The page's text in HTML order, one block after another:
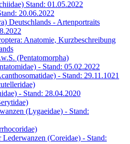
Stand: 01.05.2022
20.06.2022
Deutschlands - Artenportraits
Anatomie, Kurzbeschreibung
(Pentatomorpha)
- Stand: 05.02.2022
- Stand: 29.11.1021
- Stand: 28.04.2020
(Lygaeidae) - Stand:
Lederwanzen (Coreidae) - Stand: